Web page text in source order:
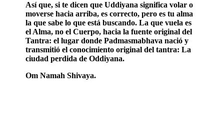
Así que, si te dicen que Uddiyana significa volar o
moverse hacia arriba, es correcto, pero es tu alma
la que sabe lo que está buscando. La que vuela es
el Alma, no el Cuerpo, hacia la fuente original del
Tantra: el lugar donde Padmasmabhava nació y
transmitió el conocimiento original del tantra: La
ciudad perdida de Oddiyana.
Om Namah Shivaya.